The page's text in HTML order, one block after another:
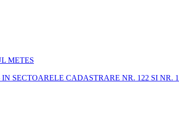
METES
SECTOARELE CADASTRARE NR. 122 SI NR.